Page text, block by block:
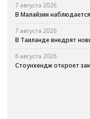
7 августа 2026
В Малайзии
7 августа 2026
В Таиланде внедрят
6 августа 2026
Стоунхендж откроет